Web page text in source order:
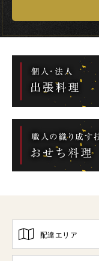
配達エリア